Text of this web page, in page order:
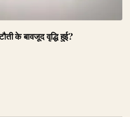
के बावजूद वृद्धि हुई?